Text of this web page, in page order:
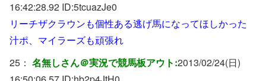
16:42:28.92 ID:5tcuazJe0
リーチザクラウンも個性ある逃げ馬になってほしかった
汁ポ、マイラーズも頑張れ
25： 名無しさん＠実況で競馬板アウト:2013/02/24(日)